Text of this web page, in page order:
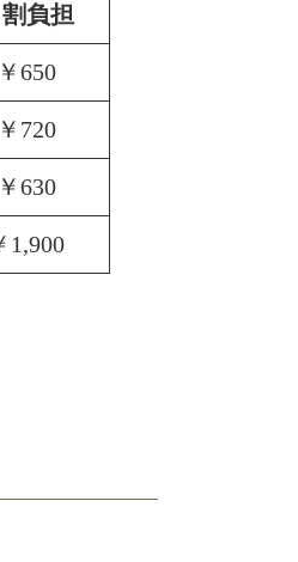
割負担
￥650
￥720
￥630
1,900